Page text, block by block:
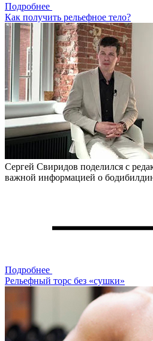
Подробнее
Как получить рельефное тело?
Сергей Свиридов поделился с
важной информацией о
Подробнее
Рельефный торс без «сушки»